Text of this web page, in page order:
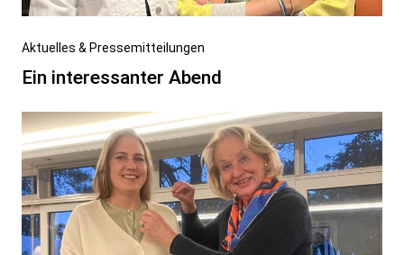
Vorheriger
Beitrag
Aktuelles & Pressemitteilungen
Ein interessanter Abend